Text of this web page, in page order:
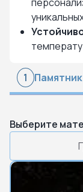
1 Памятник
Выберите